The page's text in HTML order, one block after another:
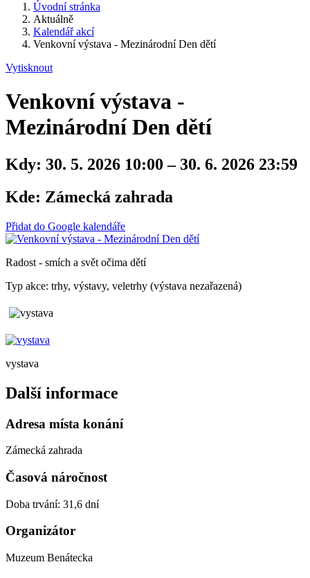
Úvodní stránka
Aktuálně
Kalendář akcí
Venkovní výstava - Mezinárodní Den dětí
Vytisknout
Venkovní výstava -
Mezinárodní Den dětí
Kdy: 30. 5. 2026 10:00 – 30. 6. 2026 23:59
Kde: Zámecká zahrada
Přidat do Google kalendáře
Radost - smích a svět očima dětí
Typ akce: trhy, výstavy, veletrhy (výstava nezařazená)
vystava
Další informace
Adresa místa konání
Zámecká zahrada
Časová náročnost
Doba trvání: 31,6 dní
Organizátor
Muzeum Benátecka